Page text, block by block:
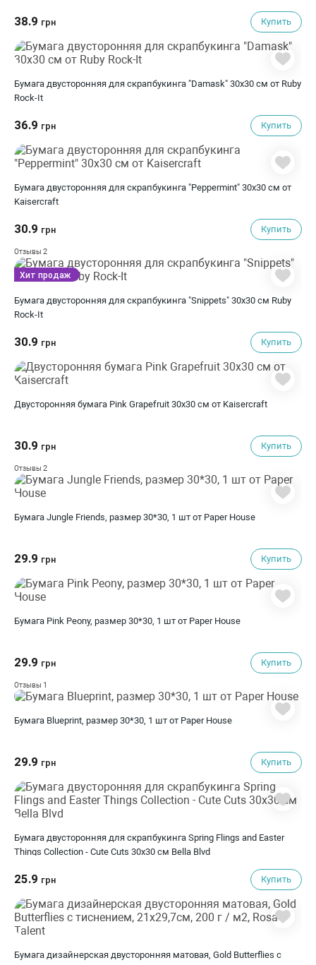
38.9 грн Купить
Бумага двусторонняя для скрапбукинга "Damask" 30х30 см от Ruby
Rock-It
36.9 грн Купить
Бумага двусторонняя для скрапбукинга "Peppermint" 30х30 см от
Kaisercraft
30.9 грн Купить
Отзывы 2
Бумага двусторонняя для скрапбукинга "Snippets" 30х30 см Ruby
Rock-It
30.9 грн Купить
Хит продаж
Двусторонняя бумага Pink Grapefruit 30х30 см от Kaisercraft
30.9 грн Купить
Отзывы 2
Бумага Jungle Friends, размер 30*30, 1 шт от Paper House
29.9 грн Купить
Бумага Pink Peony, размер 30*30, 1 шт от Paper House
29.9 грн Купить
Отзывы 1
Бумага Blueprint, размер 30*30, 1 шт от Paper House
29.9 грн Купить
Бумага двусторонняя для скрапбукинга Spring Flings and Easter
Things Collection - Cute Cuts 30х30 см Bella Blvd
25.9 грн Купить
Бумага дизайнерская двусторонняя матовая, Gold Butterflies с